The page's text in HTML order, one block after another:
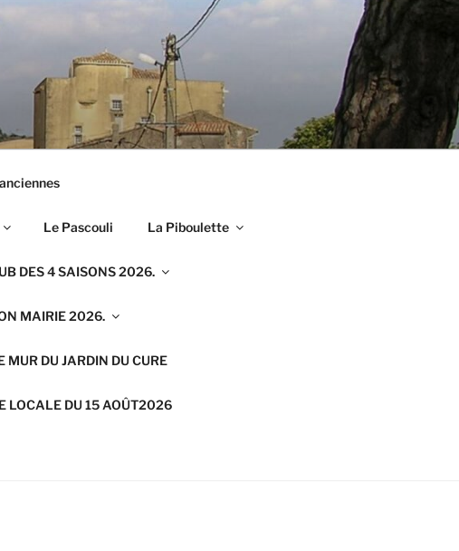
Le Pascouli La Piboulette
DES 4 SAISONS 2026.
MAIRIE 2026.
MUR DU JARDIN DU CURE
LOCALE DU 15 AOÛT2026